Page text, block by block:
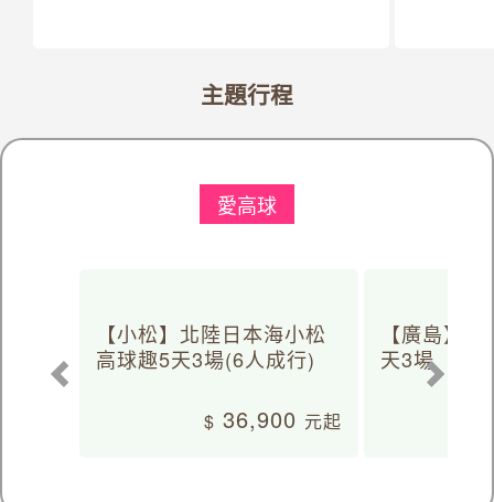
愛高球
主題行程
【小松】北陸日本海小松
高球趣5天3場(6人成行)
36,900
【廣島】
天3場